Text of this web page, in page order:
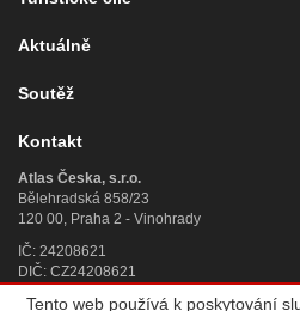
Aktuálně
Soutěž
Kontakt
Atlas Česka, s.r.o.
Bělehradská 858/23
120 00, Praha 2 - Vinohrady
IČ: 24208621
DIČ: CZ24208621
Úplný kontakt »
Tento web používá k poskytování